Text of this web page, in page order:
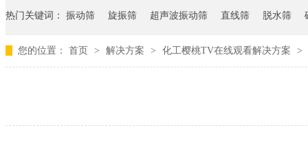
热门关键词： 振动筛 旋振筛 超声波振动筛 直线筛 脱水筛
您的位置： 首页 > 解决方案 > 化工樱桃TV在线观看解决方案 >